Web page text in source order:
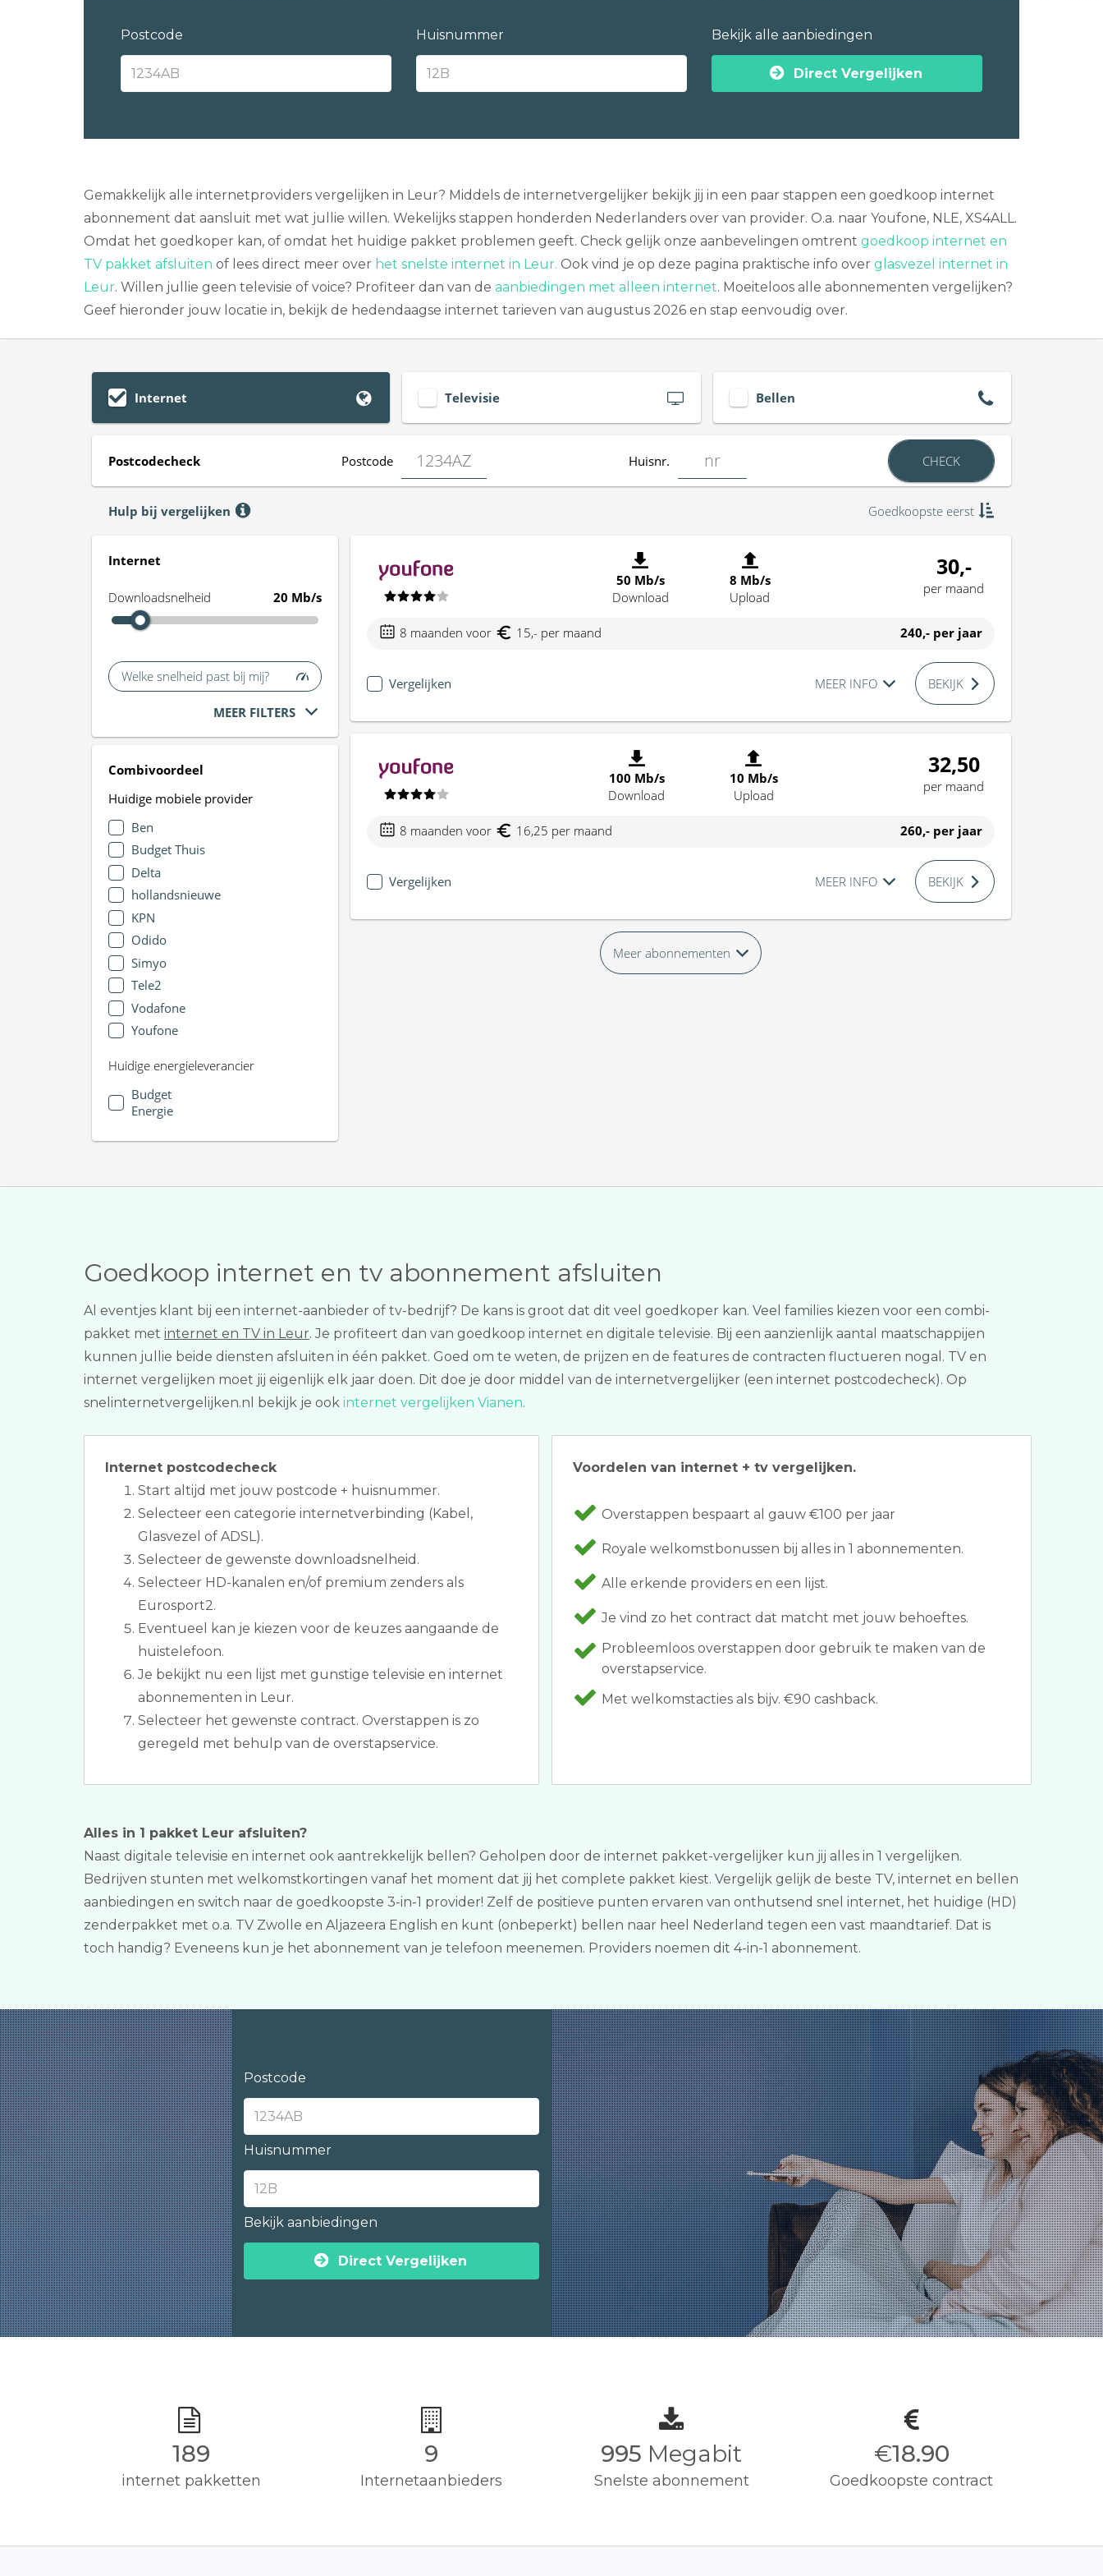
Postcode Huisnummer Bekijk alle aanbiedingen
Direct Vergelijken
Gemakkelijk alle internetproviders vergelijken in Leur? Middels de internetvergelijker bekijk jij in een paar stappen een goedkoop internet
abonnement dat aansluit met wat jullie willen. Wekelijks stappen honderden Nederlanders over van provider. O.a. naar Youfone, NLE, XS4ALL.
Omdat het goedkoper kan, of omdat het huidige pakket problemen geeft. Check gelijk onze aanbevelingen omtrent goedkoop internet en
TV pakket afsluiten of lees direct meer over het snelste internet in Leur. Ook vind je op deze pagina praktische info over glasvezel internet in
Leur. Willen jullie geen televisie of voice? Profiteer dan van de aanbiedingen met alleen internet. Moeiteloos alle abonnementen vergelijken?
Geef hieronder jouw locatie in, bekijk de hedendaagse internet tarieven van augustus 2026 en stap eenvoudig over.
Internet Televisie Bellen
Postcodecheck Postcode Huisnr. CHECK
Hulp bij vergelijken Goedkoopste eerst
Internet
Downloadsnelheid 20 Mb/s
Welke snelheid past bij mij?
MEER FILTERS
Combivoordeel
Huidige mobiele provider
Ben
Budget Thuis
Delta
hollandsnieuwe
KPN
Odido
Simyo
Tele2
Vodafone
Youfone
Huidige energieleverancier
Budget
Energie
50 Mb/s
Download
8 Mb/s
Upload
30,-
per maand
8 maanden voor 15,- per maand 240,- per jaar
Vergelijken MEER INFO BEKIJK
100 Mb/s
Download
10 Mb/s
Upload
32,50
per maand
8 maanden voor 16,25 per maand 260,- per jaar
Vergelijken MEER INFO BEKIJK
Meer abonnementen
Goedkoop internet en tv abonnement afsluiten
Al eventjes klant bij een internet-aanbieder of tv-bedrijf? De kans is groot dat dit veel goedkoper kan. Veel families kiezen voor een combi-
pakket met internet en TV in Leur. Je profiteert dan van goedkoop internet en digitale televisie. Bij een aanzienlijk aantal maatschappijen
kunnen jullie beide diensten afsluiten in één pakket. Goed om te weten, de prijzen en de features de contracten fluctueren nogal. TV en
internet vergelijken moet jij eigenlijk elk jaar doen. Dit doe je door middel van de internetvergelijker (een internet postcodecheck). Op
snelinternetvergelijken.nl bekijk je ook internet vergelijken Vianen.
Internet postcodecheck
Start altijd met jouw postcode + huisnummer.
Selecteer een categorie internetverbinding (Kabel,
Glasvezel of ADSL).
Selecteer de gewenste downloadsnelheid.
Selecteer HD-kanalen en/of premium zenders als
Eurosport2.
Eventueel kan je kiezen voor de keuzes aangaande de
huistelefoon.
Je bekijkt nu een lijst met gunstige televisie en internet
abonnementen in Leur.
Selecteer het gewenste contract. Overstappen is zo
geregeld met behulp van de overstapservice.
Voordelen van internet + tv vergelijken.
Overstappen bespaart al gauw €100 per jaar
Royale welkomstbonussen bij alles in 1 abonnementen.
Alle erkende providers en een lijst.
Je vind zo het contract dat matcht met jouw behoeftes.
Probleemloos overstappen door gebruik te maken van de
overstapservice.
Met welkomstacties als bijv. €90 cashback.
Alles in 1 pakket Leur afsluiten?
Naast digitale televisie en internet ook aantrekkelijk bellen? Geholpen door de internet pakket-vergelijker kun jij alles in 1 vergelijken.
Bedrijven stunten met welkomstkortingen vanaf het moment dat jij het complete pakket kiest. Vergelijk gelijk de beste TV, internet en bellen
aanbiedingen en switch naar de goedkoopste 3-in-1 provider! Zelf de positieve punten ervaren van onthutsend snel internet, het huidige (HD)
zenderpakket met o.a. TV Zwolle en Aljazeera English en kunt (onbeperkt) bellen naar heel Nederland tegen een vast maandtarief. Dat is
toch handig? Eveneens kun je het abonnement van je telefoon meenemen. Providers noemen dit 4-in-1 abonnement.
Postcode
Huisnummer
Bekijk aanbiedingen
Direct Vergelijken
190
internet pakketten
9
Internetaanbieders
1,000Megabit
Snelste abonnement
€19.00
Goedkoopste contract